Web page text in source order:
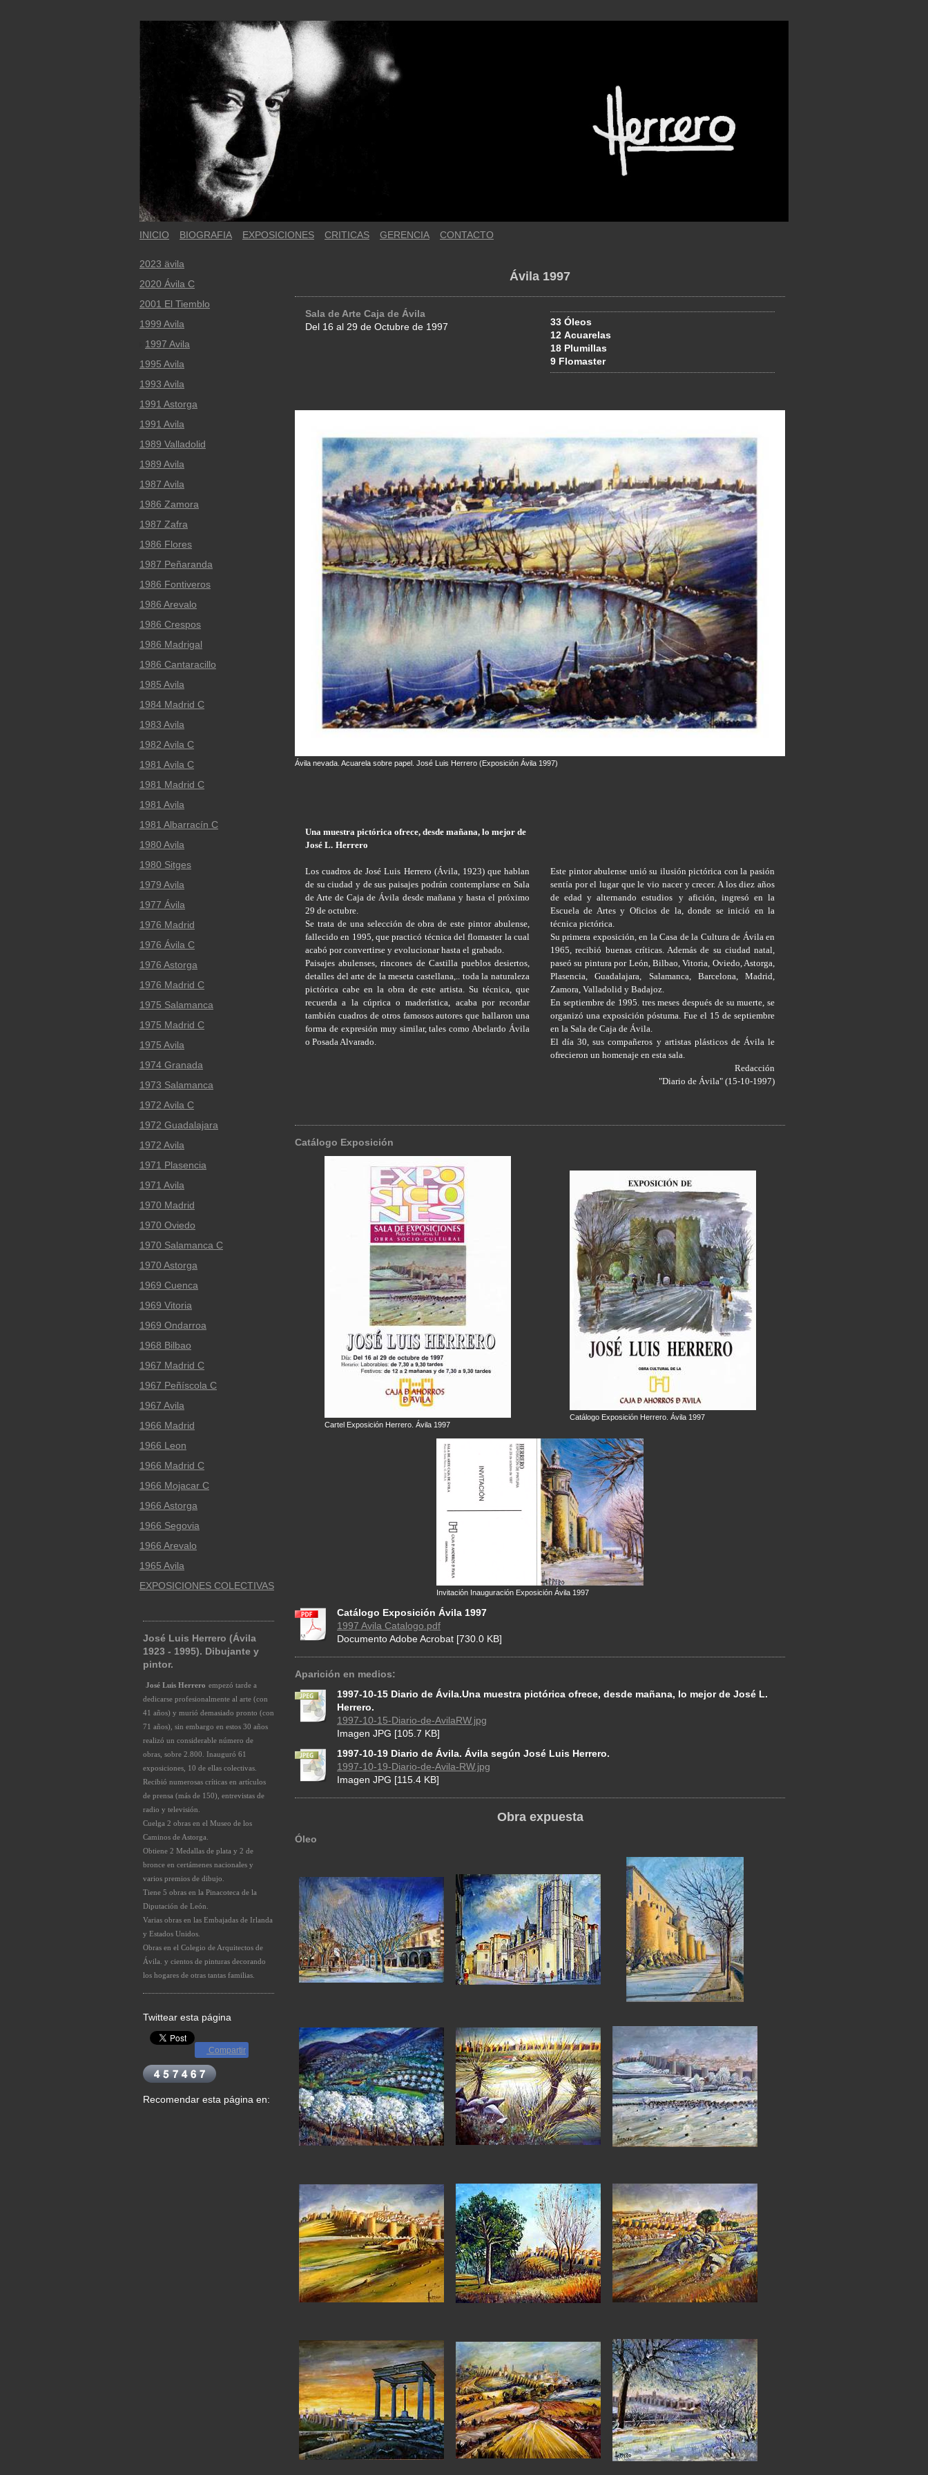
INICIO BIOGRAFIA EXPOSICIONES CRITICAS GERENCIA CONTACTO
Ávila 1997
Sala de Arte Caja de Ávila
Del 16 al 29 de Octubre de 1997
33 Óleos
12 Acuarelas
18 Plumillas
9 Flomaster
Ávila nevada. Acuarela sobre papel. José Luis Herrero (Exposición Ávila 1997)
Una muestra pictórica ofrece, desde mañana, lo mejor de
José L. Herrero
Los cuadros de José Luis Herrero (Ávila, 1923) que hablan
de su ciudad y de sus paisajes podrán contemplarse en Sala
de Arte de Caja de Ávila desde mañana y hasta el próximo
29 de octubre.
Se trata de una selección de obra de este pintor abulense,
fallecido en 1995, que practicó técnica del flomaster la cual
acabó por convertirse y evolucionar hasta el grabado.
Paisajes abulenses, rincones de Castilla pueblos desiertos,
detalles del arte de la meseta castellana,.. toda la naturaleza
pictórica cabe en la obra de este artista. Su técnica, que
recuerda a la cúprica o maderística, acaba por recordar
también cuadros de otros famosos autores que hallaron una
forma de expresión muy similar, tales como Abelardo Ávila
o Posada Alvarado.
Este pintor abulense unió su ilusión pictórica con la pasión
sentía por el lugar que le vio nacer y crecer. A los diez años
de edad y alternando estudios y afición, ingresó en la
Escuela de Artes y Oficios de la, donde se inició en la
técnica pictórica.
Su primera exposición, en la Casa de la Cultura de Ávila en
1965, recibió buenas críticas. Además de su ciudad natal,
paseó su pintura por León, Bilbao, Vitoria, Oviedo, Astorga,
Plasencia, Guadalajara, Salamanca, Barcelona, Madrid,
Zamora, Valladolid y Badajoz.
En septiembre de 1995. tres meses después de su muerte, se
organizó una exposición póstuma. Fue el 15 de septiembre
en la Sala de Caja de Ávila.
El día 30, sus compañeros y artistas plásticos de Ávila le
ofrecieron un homenaje en esta sala.
Redacción
"Diario de Ávila" (15-10-1997)
Catálogo Exposición
Cartel Exposición Herrero. Ávila 1997
Catálogo Exposición Herrero. Ávila 1997
Invitación Inauguración Exposición Ávila 1997
Catálogo Exposición Ávila 1997
1997 Avila Catalogo.pdf
Documento Adobe Acrobat [730.0 KB]
Aparición en medios:
1997-10-15 Diario de Ávila.Una muestra pictórica ofrece, desde mañana, lo mejor de José L.
Herrero.
1997-10-15-Diario-de-AvilaRW.jpg
Imagen JPG [105.7 KB]
1997-10-19 Diario de Ávila. Ávila según José Luis Herrero.
1997-10-19-Diario-de-Avila-RW.jpg
Imagen JPG [115.4 KB]
Obra expuesta
Óleo
2023 ävila
2020 Ávila C
2001 El Tiemblo
1999 Avila
1997 Avila
1995 Avila
1993 Avila
1991 Astorga
1991 Avila
1989 Valladolid
1989 Avila
1987 Avila
1986 Zamora
1987 Zafra
1986 Flores
1987 Peñaranda
1986 Fontiveros
1986 Arevalo
1986 Crespos
1986 Madrigal
1986 Cantaracillo
1985 Avila
1984 Madrid C
1983 Avila
1982 Avila C
1981 Avila C
1981 Madrid C
1981 Avila
1981 Albarracín C
1980 Avila
1980 Sitges
1979 Avila
1977 Ávila
1976 Madrid
1976 Ávila C
1976 Astorga
1976 Madrid C
1975 Salamanca
1975 Madrid C
1975 Avila
1974 Granada
1973 Salamanca
1972 Avila C
1972 Guadalajara
1972 Avila
1971 Plasencia
1971 Avila
1970 Madrid
1970 Oviedo
1970 Salamanca C
1970 Astorga
1969 Cuenca
1969 Vitoria
1969 Ondarroa
1968 Bilbao
1967 Madrid C
1967 Peñíscola C
1967 Avila
1966 Madrid
1966 Leon
1966 Madrid C
1966 Mojacar C
1966 Astorga
1966 Segovia
1966 Arevalo
1965 Avila
EXPOSICIONES COLECTIVAS
José Luis Herrero (Ávila
1923 - 1995). Dibujante y
pintor.
José Luis Herrero empezó tarde a
dedicarse profesionalmente al arte (con
41 años) y murió demasiado pronto (con
71 años), sin embargo en estos 30 años
realizó un considerable número de
obras, sobre 2.800. Inauguró 61
exposiciones, 10 de ellas colectivas.
Recibió numerosas críticas en artículos
de prensa (más de 150), entrevistas de
radio y televisión.
Cuelga 2 obras en el Museo de los
Caminos de Astorga.
Obtiene 2 Medallas de plata y 2 de
bronce en certámenes nacionales y
varios premios de dibujo.
Tiene 5 obras en la Pinacoteca de la
Diputación de León.
Varias obras en las Embajadas de Irlanda
y Estados Unidos.
Obras en el Colegio de Arquitectos de
Ávila. y cientos de pinturas decorando
los hogares de otras tantas familias.
Twittear esta página
Compartir
Recomendar esta página en: